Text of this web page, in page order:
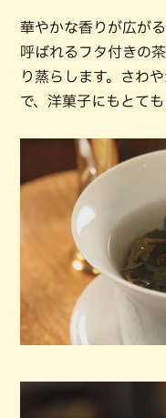
華やかな香りが広が
呼ばれるフタ付きの
り蒸らします。さわ
で、洋菓子にもとても